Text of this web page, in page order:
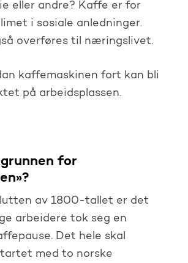
eller andre? Kaffe er for
i sosiale anledninger.
overføres til næringslivet.
kaffemaskinen fort kan bli
på arbeidsplassen.
for
av 1800-tallet er det
arbeidere tok seg en
Det hele skal
med to norske